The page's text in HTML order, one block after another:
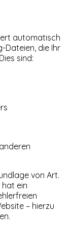
automatisch
Dateien, die Ihr
sind:
von Art.
hat ein
– hierzu